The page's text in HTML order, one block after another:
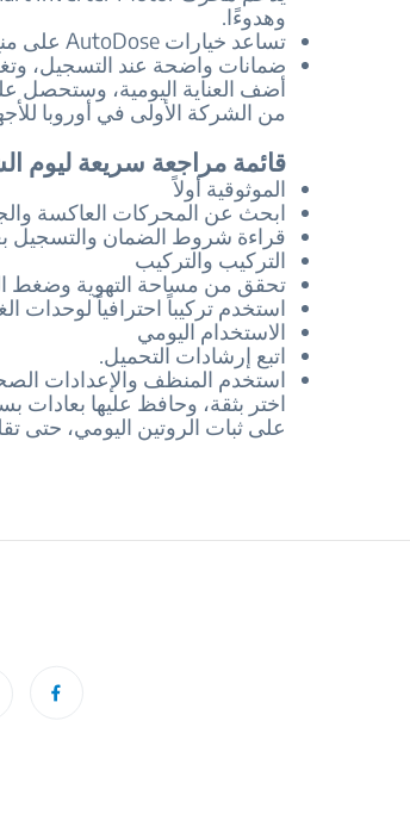
وهدوءًا.
تساعد خيارات AutoDose على منع المشاكل المتعلقة بالمنظفات.
ضمانات واضحة عند التسجيل،
أضف العناية اليومية، وستحصل
من الشركة الأولى في أوروبا
قائمة مراجعة سريعة ليوم
الموثوقية أولاً
ابحث عن المحركات العاكسة
قراءة شروط الضمان والتسجيل
التركيب والتركيب
تحقق من مساحة التهوية وضغط
استخدم تركيباً احترافياً لوحدات
الاستخدام اليومي
اتبع إرشادات التحميل.
استخدم المنظف والإعدادات
اختر بثقة، وحافظ عليها
على ثبات الروتين اليومي، حتى